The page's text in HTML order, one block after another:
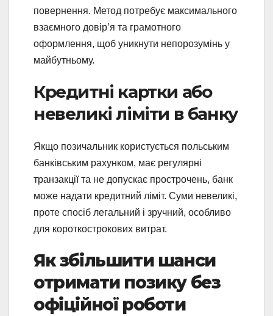
повернення. Метод потребує максимального
взаємного довір’я та грамотного
оформлення, щоб уникнути непорозумінь у
майбутньому.
Кредитні картки або
невеликі ліміти в банку
Якщо позичальник користується польським
банківським рахунком, має регулярні
транзакції та не допускає прострочень, банк
може надати кредитний ліміт. Суми невеликі,
проте спосіб легальний і зручний, особливо
для короткострокових витрат.
Як збільшити шанси
отримати позику без
офіційної роботи